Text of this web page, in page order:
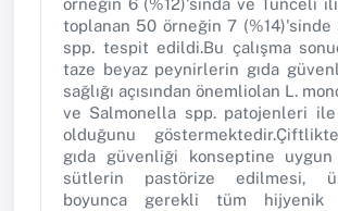
örneğin 6 (%12)'sında ve Tunceli
toplanan 50 örneğin 7 (%14)'sinde
spp. tespit edildi.Bu çalışma
taze beyaz peynirlerin gıda
sağlığı açısından önemliolan L.
ve Salmonella spp. patojenleri ile
olduğunu
gıda güvenliği konseptine
sütlerin pastörize edilmesi,
boyunca gerekli tüm hijyenik